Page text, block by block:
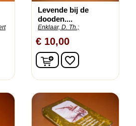
Levende bij de
dooden....
Enklaar, D. Th.;
€ 10,00
In winkelwagen
favorite_border